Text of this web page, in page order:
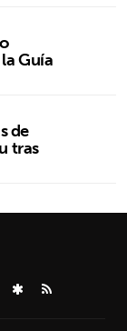
Guía
de
tras